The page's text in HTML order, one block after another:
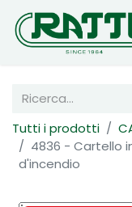
Tutti i prodotti
4836 - Cartello
d'incendio